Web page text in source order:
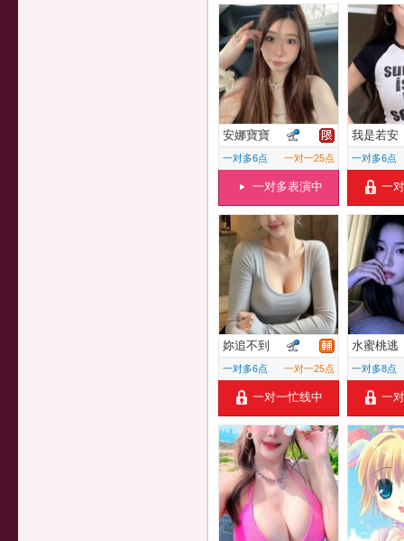
安娜寶寶
一对多6点 一对一25点
一对多表演中
我是若安
一对多6点
一
妳追不到
一对多6点 一对一25点
一对一忙线中
水蜜桃逃
一对多8点
一